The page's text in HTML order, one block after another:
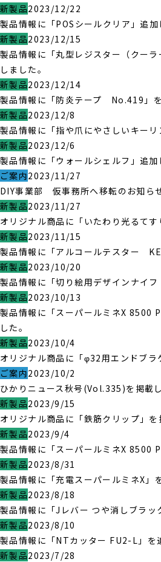
新製品2023/12/22
製品情報に「POSシールクリア」追加
新製品2023/12/15
製品情報に「丸型レジスター（クー
しました。
新製品2023/12/14
製品情報に「防炎テープ No.419」を
新製品2023/12/8
製品情報に「指や爪にやさしいキーリ
新製品2023/12/6
製品情報に「ウォールシェルフ」追加
ご案内2023/11/27
DIY事業部 仮事務所へ移転のお知ら
新製品2023/11/27
オリジナル商品に「いたわり光るて
新製品2023/11/15
製品情報に「アルコールテスター
新製品2023/10/20
製品情報に「切り絵用デザインナイフ
新製品2023/10/13
製品情報に「スーパールミネX 8500
した。
新製品2023/10/4
オリジナル商品に「φ32用エンドブラ
ご案内2023/10/2
ひかりニュース秋号(Vol.335)を掲載し
新製品2023/9/15
オリジナル商品に「鉄筋クリップ」を
新製品2023/9/4
製品情報に「スーパールミネX 8500
新製品2023/8/31
製品情報に「充電スーパールミネX」
新製品2023/8/18
製品情報に「Jレバー つや消しブラッ
新製品2023/8/10
製品情報に「NTカッター FU2-L」を
新製品2023/7/28